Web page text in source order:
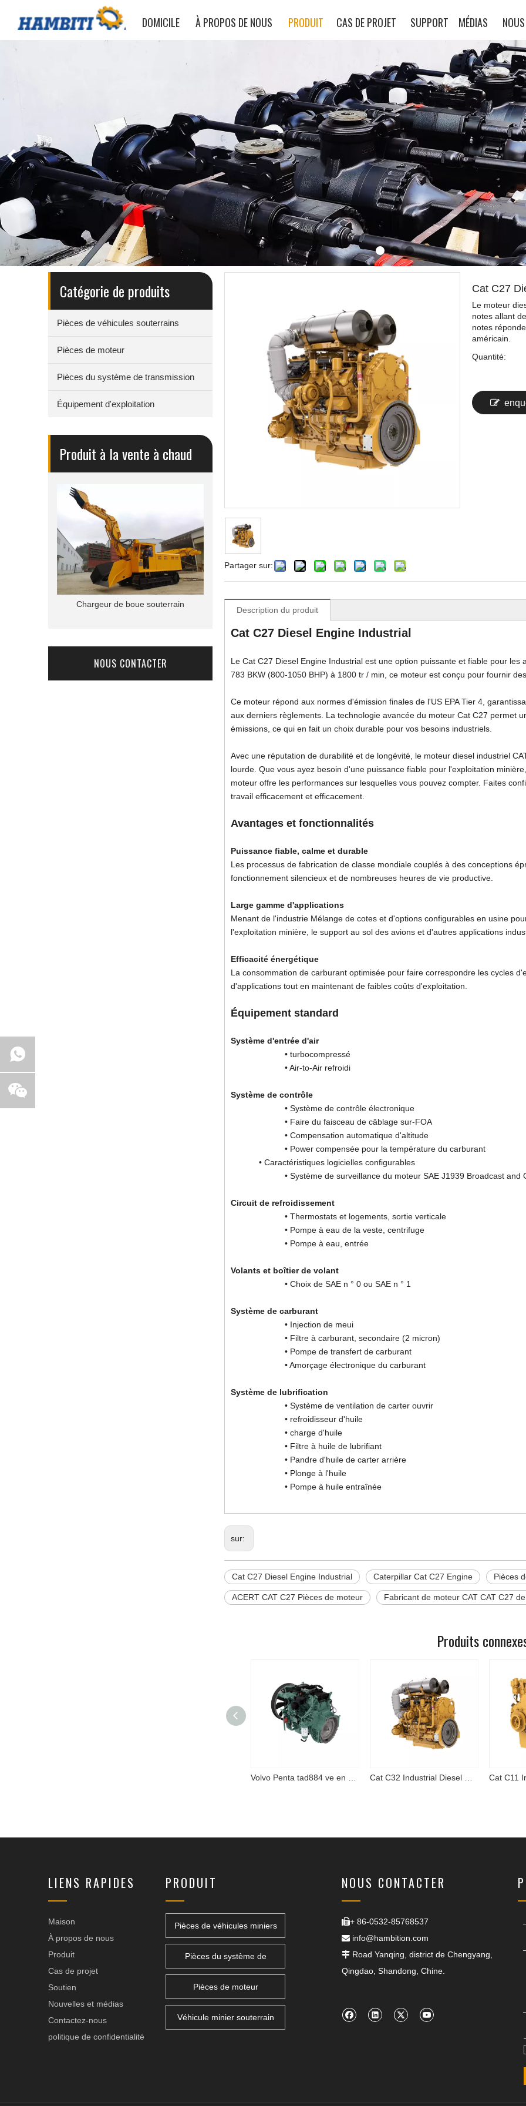
DOMICILE À PROPOS DE NOUS PRODUIT CAS DE PROJET SUPPORT MÉDIAS
Catégorie de produits
Pièces de véhicules souterrains
Pièces de moteur
Pièces du système de transmission
Équipement d'exploitation
Produit à la vente à chaud
Chargeur de boue souterrain
NOUS CONTACTER
Partager sur:
Cat C27
Le moteur
notes allant
notes
américain.
Quantité:
Description du produit
Cat C27 Diesel Engine Industrial
Le Cat C27 Diesel Engine Industrial est une option puissante et fiable pour
783 BKW (800-1050 BHP) à 1800 tr / min, ce moteur est conçu pour fournir
Ce moteur répond aux normes d'émission finales de l'US EPA Tier 4,
aux derniers règlements. La technologie avancée du moteur Cat C27 permet
émissions, ce qui en fait un choix durable pour vos besoins industriels.
Avec une réputation de durabilité et de longévité, le moteur diesel industriel
lourde. Que vous ayez besoin d'une puissance fiable pour l'exploitation
moteur offre les performances sur lesquelles vous pouvez compter. Faites
travail efficacement et efficacement.
Avantages et fonctionnalités
Puissance fiable, calme et durable
Les processus de fabrication de classe mondiale couplés à des conceptions
fonctionnement silencieux et de nombreuses heures de vie productive.
Large gamme d'applications
Menant de l'industrie Mélange de cotes et d'options configurables en usine
l'exploitation minière, le support au sol des avions et d'autres applications
Efficacité énergétique
La consommation de carburant optimisée pour faire correspondre les cycles
d'applications tout en maintenant de faibles coûts d'exploitation.
Équipement standard
Système d'entrée d'air
• turbocompressé
• Air-to-Air refroidi
Système de contrôle
• Système de contrôle électronique
• Faire du faisceau de câblage sur-FOA
• Compensation automatique d'altitude
• Power compensée pour la température du carburant
• Caractéristiques logicielles configurables
• Système de surveillance du moteur SAE J1939 Broadcast and
Circuit de refroidissement
• Thermostats et logements, sortie verticale
• Pompe à eau de la veste, centrifuge
• Pompe à eau, entrée
Volants et boîtier de volant
• Choix de SAE n ° 0 ou SAE n ° 1
Système de carburant
• Injection de meui
• Filtre à carburant, secondaire (2 micron)
• Pompe de transfert de carburant
• Amorçage électronique du carburant
Système de lubrification
• Système de ventilation de carter ouvrir
• refroidisseur d'huile
• charge d'huile
• Filtre à huile de lubrifiant
• Pandre d'huile de carter arrière
• Plonge à l'huile
• Pompe à huile entraînée
sur:
Cat C27 Diesel Engine Industrial Caterpillar Cat C27 Engine Pièces
ACERT CAT C27 Pièces de moteur Fabricant de moteur CAT CAT C27
Produits
LIENS RAPIDES
Maison
À propos de nous
Produit
Cas de projet
Soutien
Nouvelles et médias
Contactez-nous
politique de confidentialité
PRODUIT
Pièces de véhicules miniers
Pièces du système de
Pièces de moteur
Véhicule minier souterrain
NOUS CONTACTER
+ 86-0532-85768537
 info@hambition.com
 Road Yanqing, district de Chengyang,
Qingdao, Shandong, Chine.